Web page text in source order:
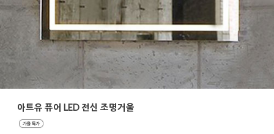
아트유 퓨어 LED 전신 조명거울